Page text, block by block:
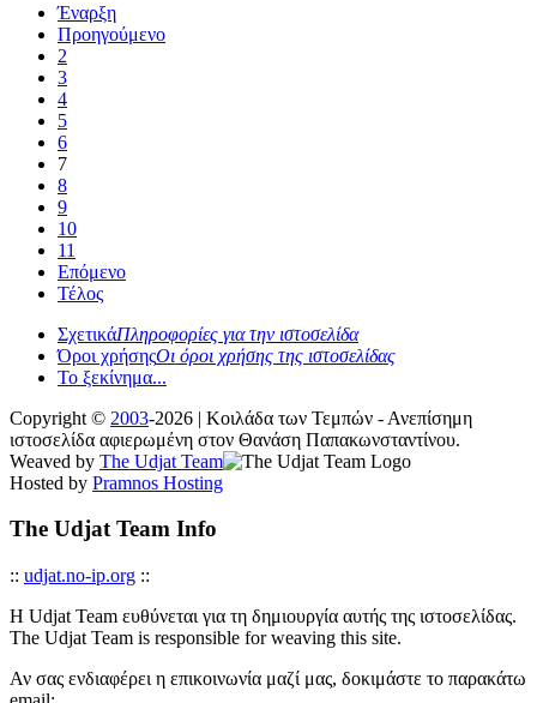
Έναρξη
Προηγούμενο
2
3
4
5
6
7
8
9
10
11
Επόμενο
Τέλος
ΣχετικάΠληροφορίες για την ιστοσελίδα
Όροι χρήσηςΟι όροι χρήσης της ιστοσελίδας
Το ξεκίνημα...
Copyright © 2003-2026 | Κοιλάδα των Τεμπών - Ανεπίσημη
ιστοσελίδα αφιερωμένη στον Θανάση Παπακωνσταντίνου.
Weaved by The Udjat Team
Hosted by Pramnos Hosting
The Udjat Team Info
:: udjat.no-ip.org ::
Η Udjat Team ευθύνεται για τη δημιουργία αυτής της ιστοσελίδας.
The Udjat Team is responsible for weaving this site.
Αν σας ενδιαφέρει η επικοινωνία μαζί μας, δοκιμάστε το παρακάτω